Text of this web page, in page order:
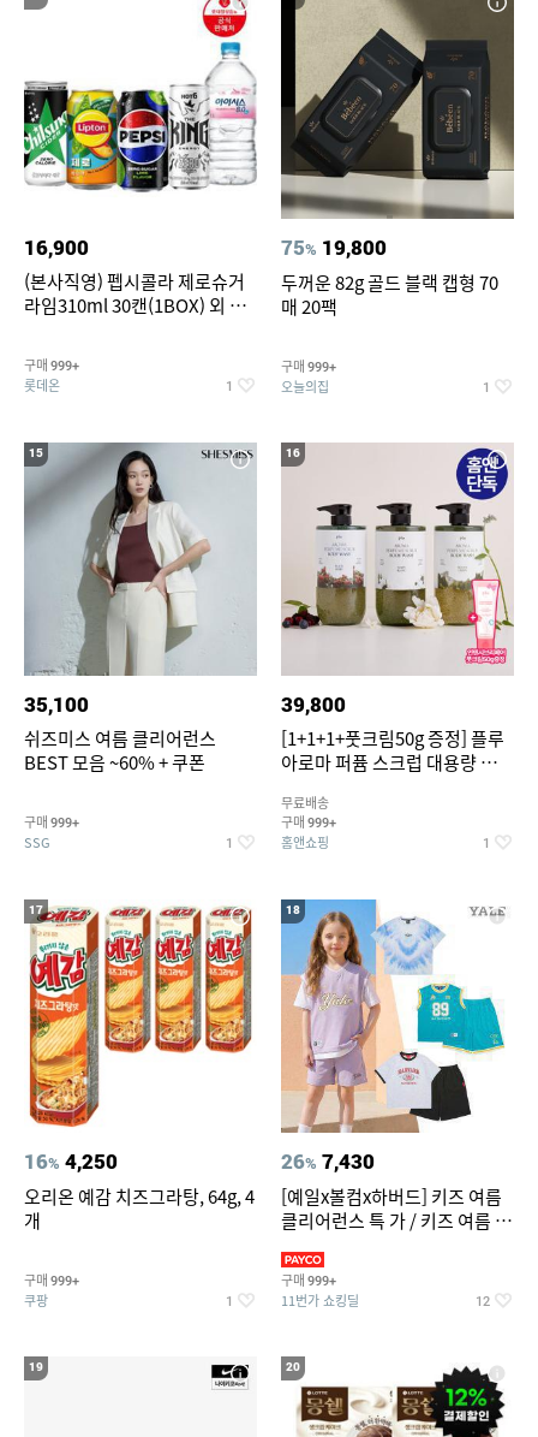
16,900
(본사직영) 펩시콜라 제로슈거
라임310ml 30캔(1BOX) 외 롯
구매 999+
롯데온 1
75% 19,800
두꺼운 82g 골드 블랙 캡형 70
매 20팩
구매 999+
오늘의집 1
15
35,100
쉬즈미스 여름 클리어런스
BEST 모음 ~60% + 쿠폰
구매 999+
SSG 1
16
39,800
[1+1+1+풋크림50g 증정] 플루
아로마 퍼퓸 스크럽 대용량 바디
무료배송
구매 999+
홈앤쇼핑 1
17
16% 4,250
오리온 예감 치즈그라탕, 64g, 4
개
구매 999+
쿠팡 1
18
26% 7,430
[예일x볼컴x하버드] 키즈 여름
클리어런스 특 가 / 키즈 여름 수
구매 999+
11번가 쇼킹딜 12
19 20